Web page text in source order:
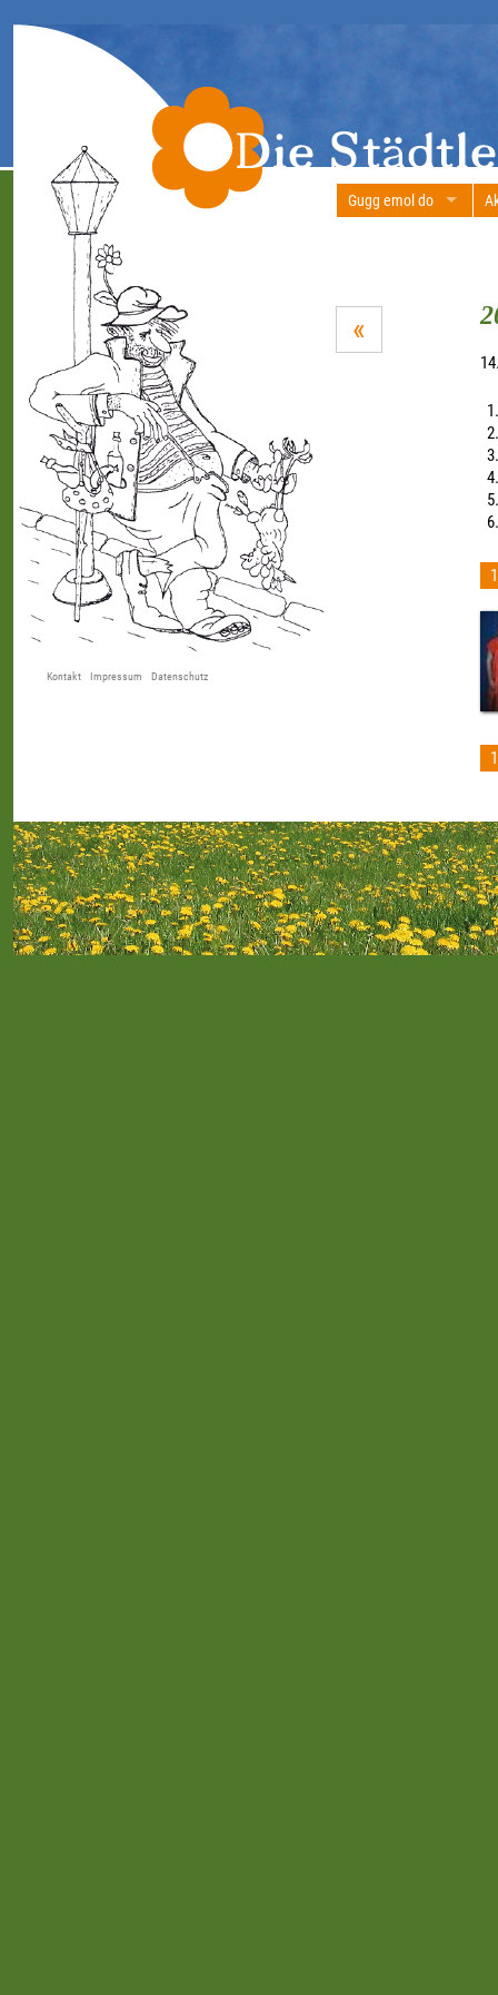
Gugg emol do
1
1
«
Kontakt Impressum Datenschutz